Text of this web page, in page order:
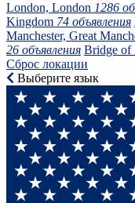
London, London 1286
Kingdom 74 объявления
Manchester, Great
26 объявления Bridge of
Сброс локации
Выберите язык